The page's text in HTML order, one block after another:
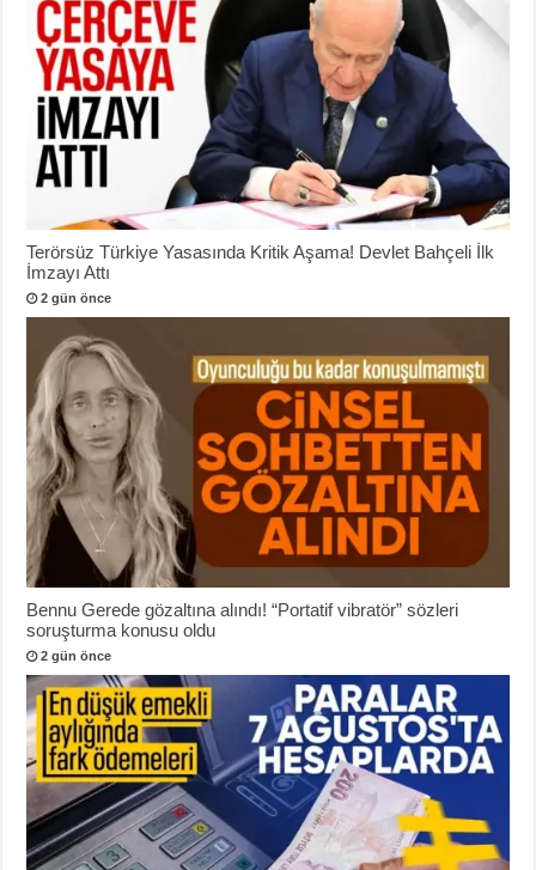
Terörsüz Türkiye Yasasında Kritik Aşama! Devlet Bahçeli İlk
İmzayı Attı
2 gün önce
Bennu Gerede gözaltına alındı! “Portatif vibratör” sözleri
soruşturma konusu oldu
2 gün önce